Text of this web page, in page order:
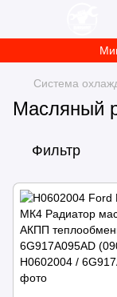
Система
Масляный
Фильтр